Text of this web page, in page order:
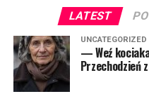
LATEST
UNCATEGORIZED
— Weź
Przechodzień